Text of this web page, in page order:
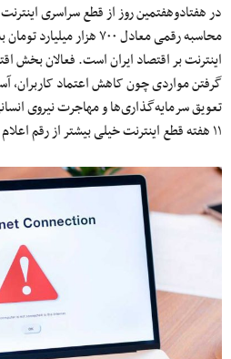
در هفتادوهفتمین روز از قطع سراسری
محاسبه رقمی معادل ۷۰۰
اینترنت بر اقتصاد ایران است. فعالان بخش
گرفتن مواردی چون کاهش اعتماد کاربران،
تعویق سرمایه‌گذاری‌ها و مهاجرت نیروی
۱۱ هفته قطع اینترنت خیلی بیشتر از رقم اعلام شده است.